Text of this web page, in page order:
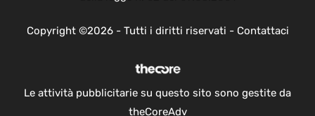
Copyright ©2026 - Tutti i diritti riservati - Contattaci
Le attività pubblicitarie su questo sito sono gestite da
theCoreAdv